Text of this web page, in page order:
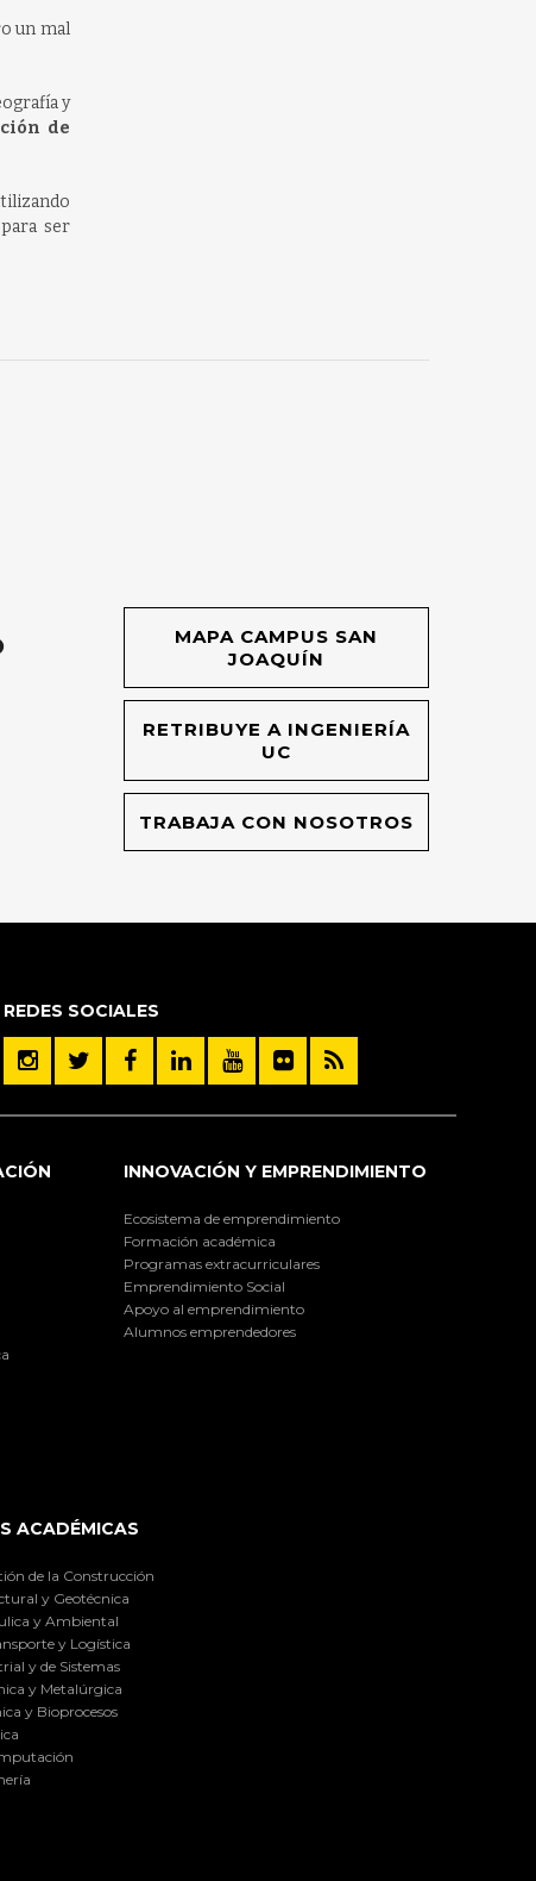
un mal
y
de
ser
MAPA CAMPUS SAN
JOAQUÍN
RETRIBUYE A INGENIERÍA
UC
TRABAJA CON NOSOTROS
REDES SOCIALES
INNOVACIÓN Y EMPRENDIMIENTO
Ecosistema de emprendimiento
Formación académica
Programas extracurriculares
Emprendimiento Social
Apoyo al emprendimiento
Alumnos emprendedores
ACADÉMICAS
de la Construcción
y Geotécnica
y Ambiental
y Logística
y de Sistemas
y Metalúrgica
y Bioprocesos